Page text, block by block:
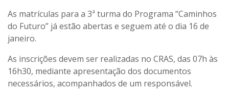
As matrículas para a 3ª turma do Programa “Caminhos
do Futuro” já estão abertas e seguem até o dia 16 de
janeiro.
As inscrições devem ser realizadas no CRAS, das 07h às
16h30, mediante apresentação dos documentos
necessários, acompanhados de um responsável.